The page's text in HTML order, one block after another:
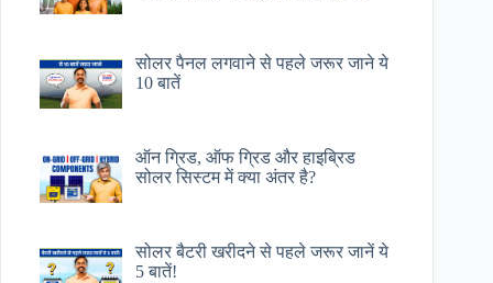
सोलर पैनल लगवाने से पहले जरूर जाने ये
10 बातें
ऑन ग्रिड, ऑफ ग्रिड और हाइब्रिड
सोलर सिस्टम में क्या अंतर है?
सोलर बैटरी खरीदने से पहले जरूर जानें ये
5 बातें!